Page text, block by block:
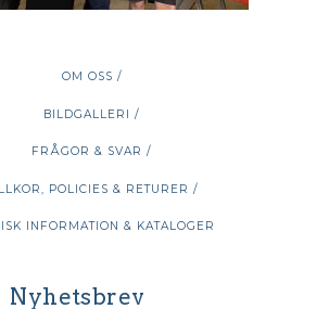
OM OSS /
BILDGALLERI /
FRÅGOR & SVAR /
POLICIES & RETURER /
INFORMATION & KATALOGER
Nyhetsbrev